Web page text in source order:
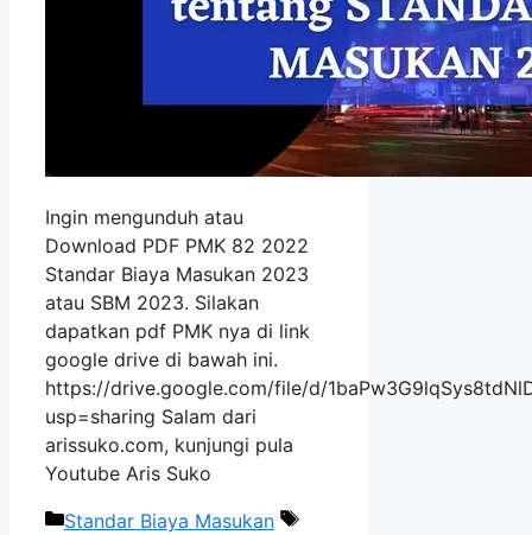
Ingin mengunduh atau
Download PDF PMK 82 2022
Standar Biaya Masukan 2023
atau SBM 2023. Silakan
dapatkan pdf PMK nya di link
google drive di bawah ini.
https://drive.google.com/file/d/
usp=sharing Salam dari
arissuko.com, kunjungi pula
Youtube Aris Suko
Categories
Standar Biaya Masukan
Tags